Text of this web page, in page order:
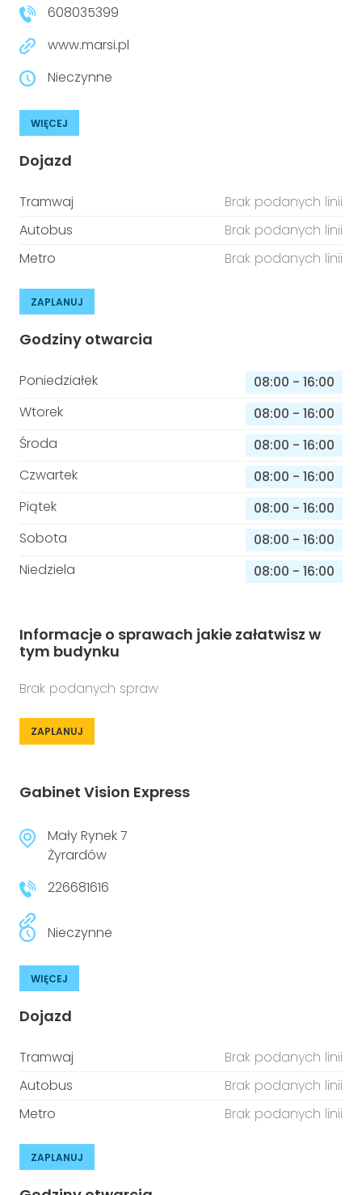
608035399
www.marsi.pl
Nieczynne
WIĘCEJ
Dojazd
Tramwaj
Brak podanych linii
Autobus
Brak podanych linii
Metro
Brak podanych linii
ZAPLANUJ
Godziny otwarcia
Poniedziałek 08:00 - 16:00
Wtorek
08:00 - 16:00
Środa
08:00 - 16:00
Czwartek
08:00 - 16:00
Piątek
08:00 - 16:00
Sobota
08:00 - 16:00
Niedziela
08:00 - 16:00
Informacje o sprawach jakie załatwisz w
tym budynku
Brak podanych spraw
ZAPLANUJ
Gabinet Vision Express
Mały Rynek 7
Żyrardów
226681616
Nieczynne
WIĘCEJ
Dojazd
Tramwaj
Brak podanych linii
Autobus
Brak podanych linii
Metro
Brak podanych linii
ZAPLANUJ